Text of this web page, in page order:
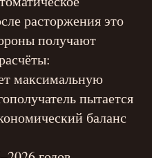
расторжения это
получают
максимальную
пытается
баланс